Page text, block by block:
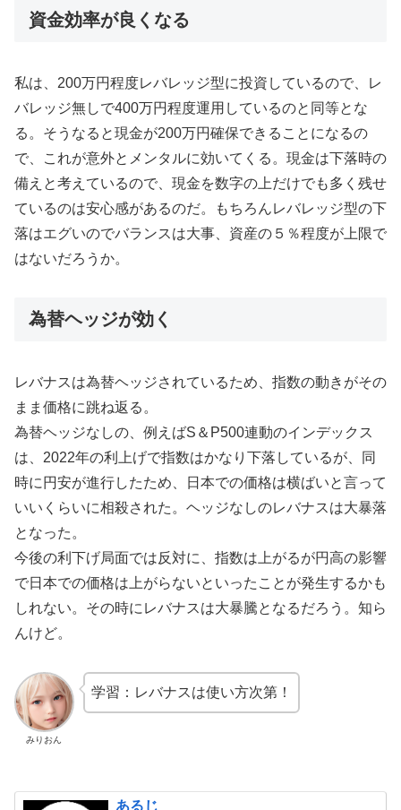
資金効率が良くなる
私は、200万円程度レバレッジ型に投資しているので、レ
バレッジ無しで400万円程度運用しているのと同等とな
る。そうなると現金が200万円確保できることになるの
で、これが意外とメンタルに効いてくる。現金は下落時の
備えと考えているので、現金を数字の上だけでも多く残せ
ているのは安心感があるのだ。もちろんレバレッジ型の下
落はエグいのでバランスは大事、資産の５％程度が上限で
はないだろうか。
為替ヘッジが効く
レバナスは為替ヘッジされているため、指数の動きがその
まま価格に跳ね返る。
為替ヘッジなしの、例えばS＆P500連動のインデックス
は、2022年の利上げで指数はかなり下落しているが、同
時に円安が進行したため、日本での価格は横ばいと言って
いいくらいに相殺された。ヘッジなしのレバナスは大暴落
となった。
今後の利下げ局面では反対に、指数は上がるが円高の影響
で日本での価格は上がらないといったことが発生するかも
しれない。その時にレバナスは大暴騰となるだろう。知ら
んけど。
みりおん
学習：レバナスは使い方次第！
あるじ